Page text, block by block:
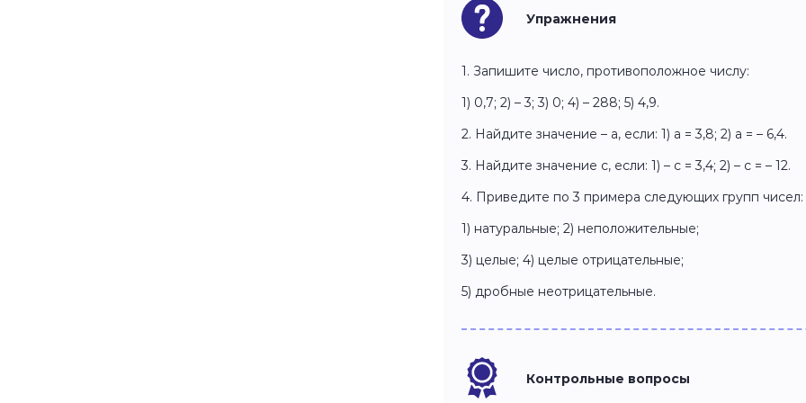
Упражнения
1. Запишите число, противоположное числу:
1) 0,7; 2) – 3; 3) 0; 4) – 288; 5) 4,9.
2. Найдите значение – а, если: 1) а = 3,8; 2) а = – 6,4.
3. Найдите значение с, если: 1) – с = 3,4; 2) – с = – 12.
4. Приведите по 3 примера следующих групп чисел:
1) натуральные; 2) неположительные;
3) целые; 4) целые отрицательные;
5) дробные неотрицательные.
Контрольные вопросы